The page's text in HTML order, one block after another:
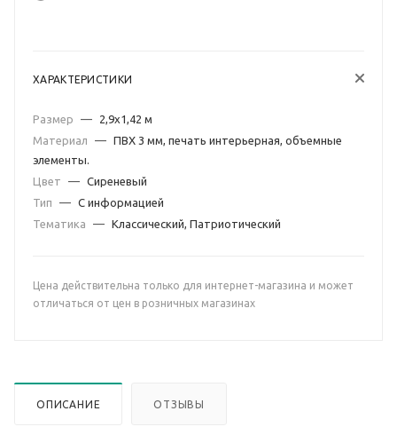
ХАРАКТЕРИСТИКИ
Размер —
2,9х1,42 м
Материал
— ПВХ 3 мм, печать интерьерная, объемные
элементы.
Цвет
— Сиреневый
Тип
— С информацией
Тематика
— Классический, Патриотический
Цена действительна только для интернет-магазина и может
отличаться от цен в розничных магазинах
ОПИСАНИЕ ОТЗЫВЫ